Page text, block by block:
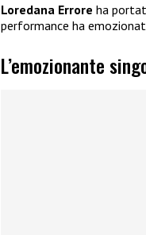
Loredana Errore ha
performance ha
L’emozionante